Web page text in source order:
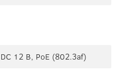
DC 12 В, PoE (802.3af)